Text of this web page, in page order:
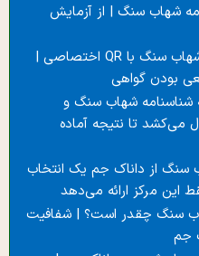
شهاب سنگ | از آزمایش
🧾 استعلام اصالت شناسنامه شهاب سنگ با QR اختصاصی |
بودن گواهی
شهاب سنگ و
تا نتیجه آماده
سنگ از داناک جم یک انتخاب
این مرکز ارائه می‌دهد
سنگ چقدر است؟ | شفافیت
جم